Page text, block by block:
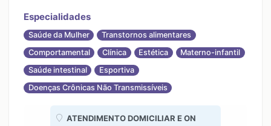
Especialidades
Saúde da Mulher
Transtornos alimentares
Comportamental
Clínica Estética
Materno-infantil
Saúde intestinal
Esportiva
Doenças Crônicas Não Transmissíveis
ATENDIMENTO DOMICILIAR E ON